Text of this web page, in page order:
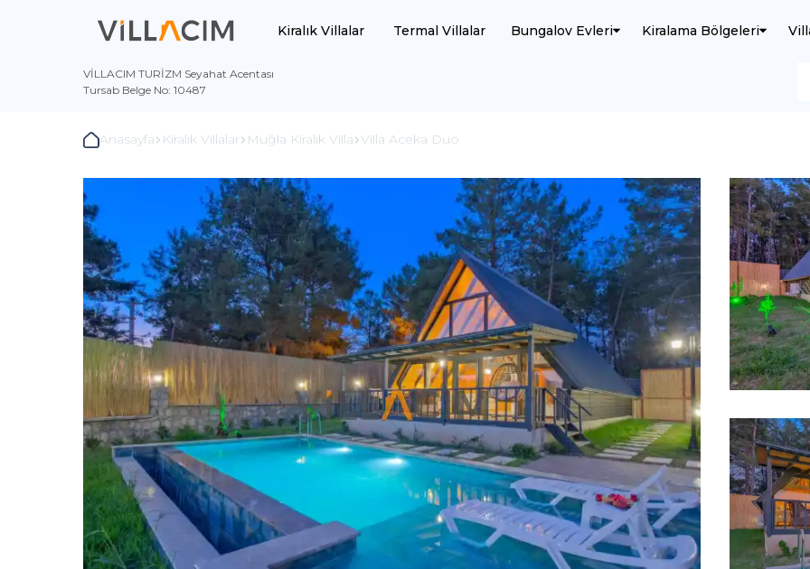
Kiralık Villalar Termal Villalar Bungalov Evleri Kiralama Bölgeleri
VİLLACIM TURİZM Seyahat Acentası
Tursab Belge No: 10487
Anasayfa Kiralık Villalar Muğla Kiralık Villa Villa Aceka Duo